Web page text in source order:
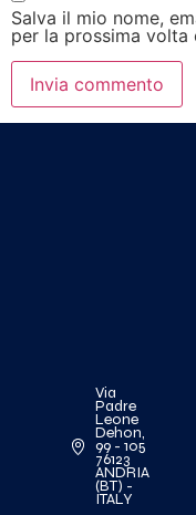
Salva il mio nome,
per la prossima volta
Via
Padre
Leone
Dehon,
99 - 105
76123
ANDRIA
(BT) -
ITALY